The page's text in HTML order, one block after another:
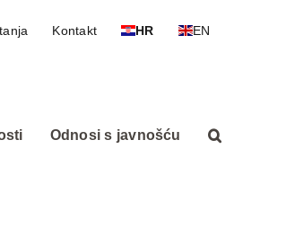
Kontakt HR EN
Odnosi s javnošću